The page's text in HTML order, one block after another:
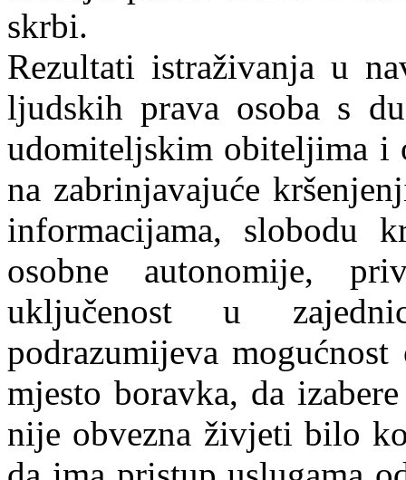
skrbi.
Rezultati istraživanja u
ljudskih prava osoba s
udomiteljskim obiteljima i
na zabrinjavajuće
informacijama, slobodu
osobne autonomije,
uključenost u
podrazumijeva
mjesto boravka, da
nije obvezna živjeti bilo